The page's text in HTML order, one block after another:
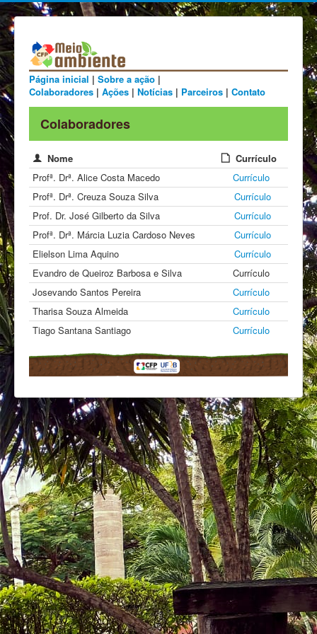
Página inicial | Sobre a ação |
Colaboradores | Ações | Notícias | Parceiros | Contato
Colaboradores
Nome
Currículo
Profª. Drª. Alice Costa Macedo
Currículo
Profª. Drª. Creuza Souza Silva
Currículo
Prof. Dr. José Gilberto da Silva
Currículo
Profª. Drª. Márcia Luzia Cardoso Neves
Currículo
Elielson Lima Aquino
Currículo
Evandro de Queiroz Barbosa e Silva
Currículo
Josevando Santos Pereira
Currículo
Tharisa Souza Almeida
Currículo
Tiago Santana Santiago
Currículo